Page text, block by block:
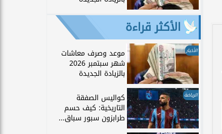
الأكثر قراءة
الأخبار موعد وصرف معاشات
شهر سبتمبر 2026
بالزيادة الجديدة
الرياضة كواليس الصفقة
التاريخية: كيف حسم
طرابزون سبور سباق...